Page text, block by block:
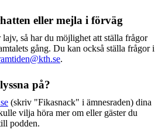
eller mejla i förväg
så har du möjlighet att ställa frågor
gång. Du kan också ställa frågor i
.
på?
(skriv "Fikasnack" i ämnesraden) dina
vilja höra mer om eller gäster du
podden.